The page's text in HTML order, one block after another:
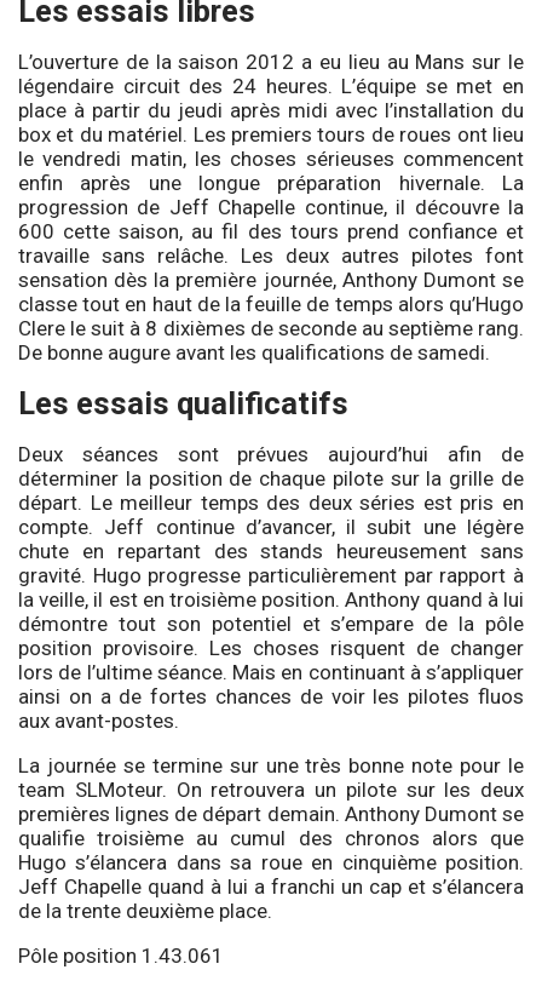
Les essais libres
L’ouverture de la saison 2012 a eu lieu au Mans sur le
légendaire circuit des 24 heures. L’équipe se met en
place à partir du jeudi après midi avec l’installation du
box et du matériel. Les premiers tours de roues ont lieu
le vendredi matin, les choses sérieuses commencent
enfin après une longue préparation hivernale. La
progression de Jeff Chapelle continue, il découvre la
600 cette saison, au fil des tours prend confiance et
travaille sans relâche. Les deux autres pilotes font
sensation dès la première journée, Anthony Dumont se
classe tout en haut de la feuille de temps alors qu’Hugo
Clere le suit à 8 dixièmes de seconde au septième rang.
De bonne augure avant les qualifications de samedi.
Les essais qualificatifs
Deux séances sont prévues aujourd’hui afin de
déterminer la position de chaque pilote sur la grille de
départ. Le meilleur temps des deux séries est pris en
compte. Jeff continue d’avancer, il subit une légère
chute en repartant des stands heureusement sans
gravité. Hugo progresse particulièrement par rapport à
la veille, il est en troisième position. Anthony quand à lui
démontre tout son potentiel et s’empare de la pôle
position provisoire. Les choses risquent de changer
lors de l’ultime séance. Mais en continuant à s’appliquer
ainsi on a de fortes chances de voir les pilotes fluos
aux avant-postes.
La journée se termine sur une très bonne note pour le
team SLMoteur. On retrouvera un pilote sur les deux
premières lignes de départ demain. Anthony Dumont se
qualifie troisième au cumul des chronos alors que
Hugo s’élancera dans sa roue en cinquième position.
Jeff Chapelle quand à lui a franchi un cap et s’élancera
de la trente deuxième place.
Pôle position 1.43.061